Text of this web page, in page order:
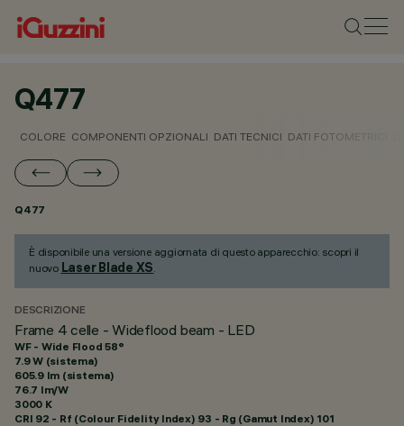
Q477
COLORE COMPONENTI OPZIONALI DATI TECNICI DATI FOTOMETRICI
Q477
È disponibile una versione aggiornata di questo apparecchio: scopri il
nuovo Laser Blade XS.
DESCRIZIONE
Frame 4 celle - Wideflood beam - LED
WF - Wide Flood 58°
7.9 W (sistema)
605.9 lm (sistema)
76.7 lm/W
3000 K
CRI 92 - Rf (Colour Fidelity Index) 93 - Rg (Gamut Index) 101